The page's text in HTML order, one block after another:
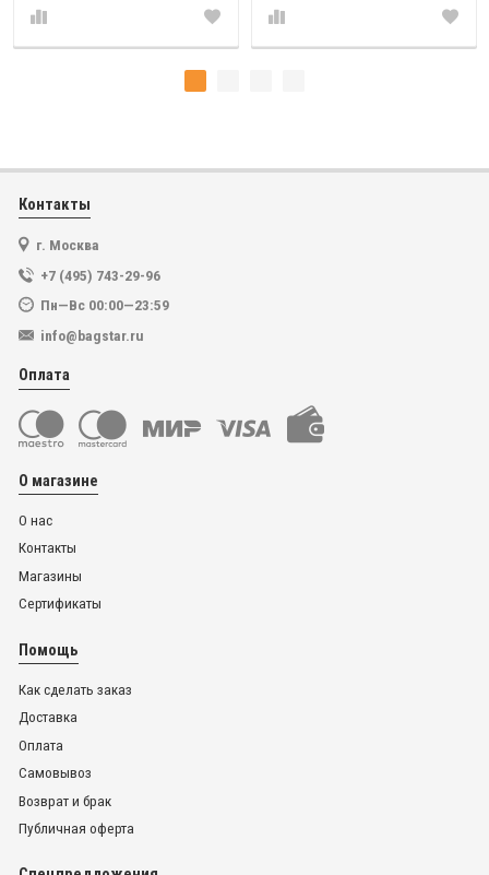
Контакты
г. Москва
+7 (495) 743-29-96
Пн—Вс 00:00—23:59
info@bagstar.ru
Оплата
О магазине
О нас
Контакты
Магазины
Сертификаты
Помощь
Как сделать заказ
Доставка
Оплата
Самовывоз
Возврат и брак
Публичная оферта